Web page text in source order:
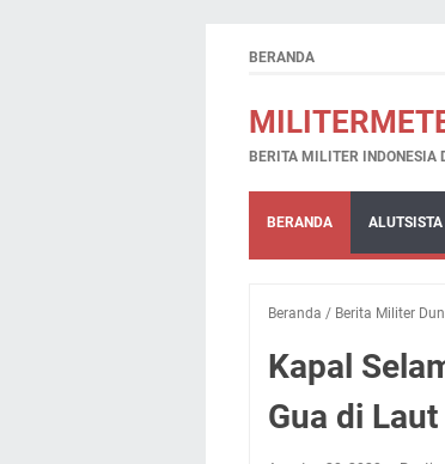
BERANDA
BERITA MILITER INDONESIA
BERANDA ALUTSISTA
Beranda / Berita Militer
Kapal
Gua di